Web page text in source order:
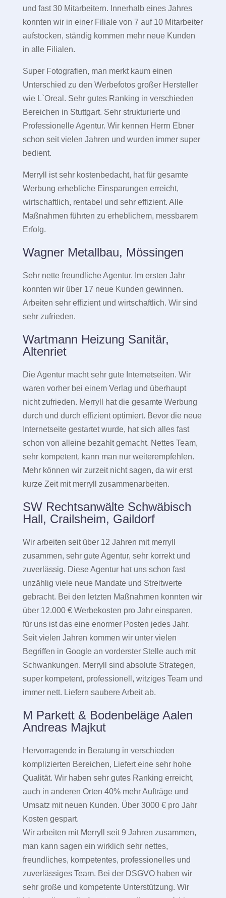
und fast 30 Mitarbeitern. Innerhalb eines Jahres
konnten wir in einer Filiale von 7 auf 10 Mitarbeiter
aufstocken, ständig kommen mehr neue Kunden
in alle Filialen.
Super Fotografien, man merkt kaum einen
Unterschied zu den Werbefotos großer Hersteller
wie L`Oreal. Sehr gutes Ranking in verschieden
Bereichen in Stuttgart. Sehr strukturierte und
Professionelle Agentur. Wir kennen Herrn Ebner
schon seit vielen Jahren und wurden immer super
bedient.
Merryll ist sehr kostenbedacht, hat für gesamte
Werbung erhebliche Einsparungen erreicht,
wirtschaftlich, rentabel und sehr effizient. Alle
Maßnahmen führten zu erheblichem, messbarem
Erfolg.
Wagner Metallbau, Mössingen
Sehr nette freundliche Agentur. Im ersten Jahr
konnten wir über 17 neue Kunden gewinnen.
Arbeiten sehr effizient und wirtschaftlich. Wir sind
sehr zufrieden.
Wartmann Heizung Sanitär,
Altenriet
Die Agentur macht sehr gute Internetseiten. Wir
waren vorher bei einem Verlag und überhaupt
nicht zufrieden. Merryll hat die gesamte Werbung
durch und durch effizient optimiert. Bevor die neue
Internetseite gestartet wurde, hat sich alles fast
schon von alleine bezahlt gemacht. Nettes Team,
sehr kompetent, kann man nur weiterempfehlen.
Mehr können wir zurzeit nicht sagen, da wir erst
kurze Zeit mit merryll zusammenarbeiten.
SW Rechtsanwälte Schwäbisch
Hall, Crailsheim, Gaildorf
Wir arbeiten seit über 12 Jahren mit merryll
zusammen, sehr gute Agentur, sehr korrekt und
zuverlässig. Diese Agentur hat uns schon fast
unzählig viele neue Mandate und Streitwerte
gebracht. Bei den letzten Maßnahmen konnten wir
über 12.000 € Werbekosten pro Jahr einsparen,
für uns ist das eine enormer Posten jedes Jahr.
Seit vielen Jahren kommen wir unter vielen
Begriffen in Google an vorderster Stelle auch mit
Schwankungen. Merryll sind absolute Strategen,
super kompetent, professionell, witziges Team und
immer nett. Liefern saubere Arbeit ab.
M Parkett & Bodenbeläge Aalen
Andreas Majkut
Hervorragende in Beratung in verschieden
komplizierten Bereichen, Liefert eine sehr hohe
Qualität. Wir haben sehr gutes Ranking erreicht,
auch in anderen Orten 40% mehr Aufträge und
Umsatz mit neuen Kunden. Über 3000 € pro Jahr
Kosten gespart.
Wir arbeiten mit Merryll seit 9 Jahren zusammen,
man kann sagen ein wirklich sehr nettes,
freundliches, kompetentes, professionelles und
zuverlässiges Team. Bei der DSGVO haben wir
sehr große und kompetente Unterstützung. Wir